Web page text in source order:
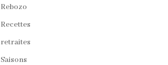
Rebozo
Recettes
retraites
Saisons